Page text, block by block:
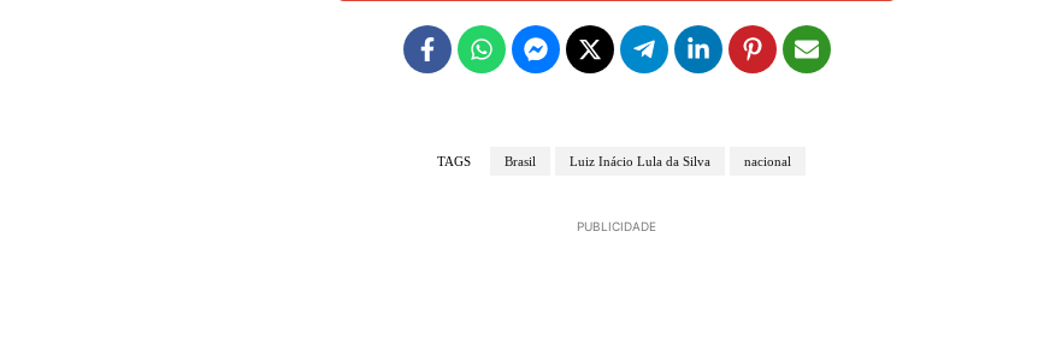
TAGS Brasil Luiz Inácio Lula da Silva nacional
PUBLICIDADE